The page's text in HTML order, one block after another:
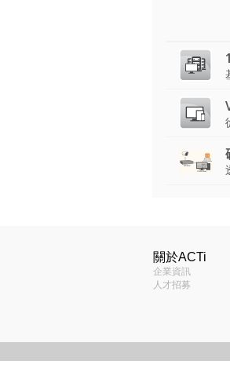
類型
預裝的
關於ACTi
企業資訊
人才招募